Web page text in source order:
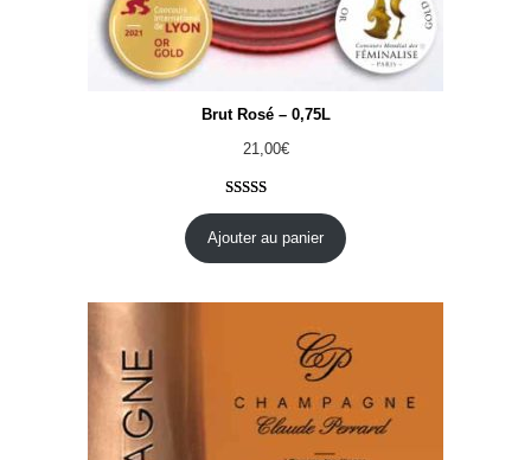
Brut Rosé – 0,75L
21,00€
Noté4.71
sur 5 basé
17
client
Ajouter au panier